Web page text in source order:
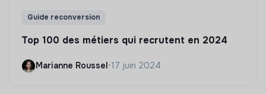
Guide reconversion
Top 100 des métiers qui recrutent en 2024
Marianne Roussel•17 juin 2024